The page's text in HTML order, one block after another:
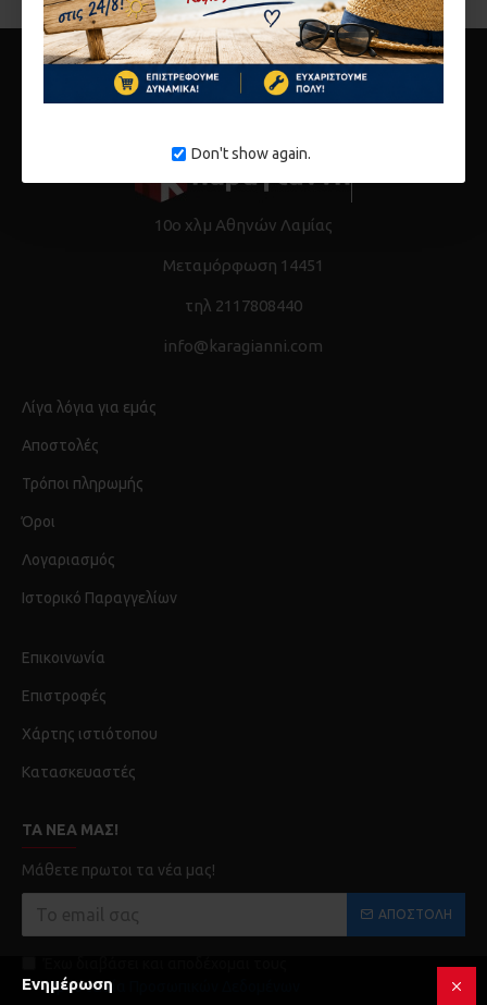
Don't show again.
10ο χλμ Αθηνών Λαμίας
Μεταμόρφωση 14451
τηλ 2117808440
info@karagianni.com
Λίγα λόγια για εμάς
Αποστολές
Τρόποι πληρωμής
Όροι
Λογαριασμός
Ιστορικό Παραγγελίων
Επικοινωνία
Επιστροφές
Χάρτης ιστιότοπου
Κατασκευαστές
ΤΑ ΝΈΑ ΜΑΣ!
Μάθετε πρωτοι τα νέα μας!
ΑΠΟΣΤΟΛΉ
Προστασία Προσωπικών Δεδομένων
Ενημέρωση